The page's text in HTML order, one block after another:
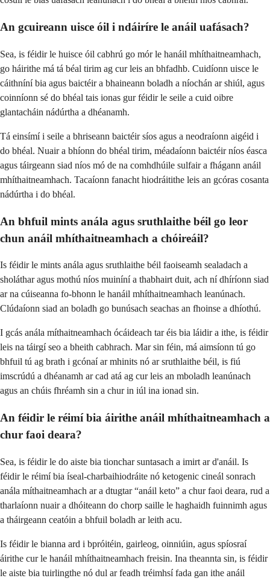
An gcuireann uisce óil i ndáiríre le anáil uafásach?
Sea, is féidir le huisce óil cabhrú go mór le hanáil mhíthaitneamhach,
go háirithe má tá béal tirim ag cur leis an bhfadhb. Cuidíonn uisce le
cáithníní bia agus baictéir a bhaineann boladh a níochán ar shiúl, agus
coinníonn sé do bhéal tais ionas gur féidir le seile a cuid oibre
glantacháin nádúrtha a dhéanamh.
Tá einsímí i seile a bhriseann baictéir síos agus a neodraíonn aigéid i
do bhéal. Nuair a bhíonn do bhéal tirim, méadaíonn baictéir níos éasca
agus táirgeann siad níos mó de na comhdhúile sulfair a fhágann anáil
mhíthaitneamhach. Tacaíonn fanacht hiodráitithe leis an gcóras cosanta
nádúrtha i do bhéal.
An bhfuil mints anála agus sruthlaithe béil go leor
chun anáil mhíthaitneamhach a chóireáil?
Is féidir le mints anála agus sruthlaithe béil faoiseamh sealadach a
sholáthar agus mothú níos muiníní a thabhairt duit, ach ní dhíríonn siad
ar na cúiseanna fo-bhonn le hanáil mhíthaitneamhach leanúnach.
Clúdaíonn siad an boladh go bunúsach seachas an fhoinse a dhíothú.
I gcás anála míthaitneamhach ócáideach tar éis bia láidir a ithe, is féidir
leis na táirgí seo a bheith cabhrach. Mar sin féin, má aimsíonn tú go
bhfuil tú ag brath i gcónaí ar mhinits nó ar sruthlaithe béil, is fiú
imscrúdú a dhéanamh ar cad atá ag cur leis an mboladh leanúnach
agus an chúis fhréamh sin a chur in iúl ina ionad sin.
An féidir le réimí bia áirithe anáil mhíthaitneamhach a
chur faoi deara?
Sea, is féidir le do aiste bia tionchar suntasach a imirt ar d'anáil. Is
féidir le réimí bia íseal-charbaihiodráite nó ketogenic cineál sonrach
anála míthaitneamhach ar a dtugtar “anáil keto” a chur faoi deara, rud a
tharlaíonn nuair a dhóiteann do chorp saille le haghaidh fuinnimh agus
a tháirgeann ceatóin a bhfuil boladh ar leith acu.
Is féidir le bianna ard i bpróitéin, gairleog, oinniúin, agus spíosraí
áirithe cur le hanáil mhíthaitneamhach freisin. Ina theannta sin, is féidir
le aiste bia tuirlingthe nó dul ar feadh tréimhsí fada gan ithe anáil